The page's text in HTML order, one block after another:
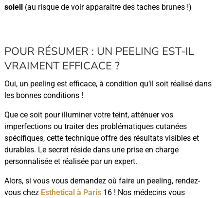
soleil (au risque de voir apparaitre des taches brunes !)
POUR RÉSUMER : UN PEELING EST-IL
VRAIMENT EFFICACE ?
Oui, un peeling est efficace, à condition qu’il soit réalisé dans
les bonnes conditions !
Que ce soit pour illuminer votre teint, atténuer vos
imperfections ou traiter des problématiques cutanées
spécifiques, cette technique offre des résultats visibles et
durables. Le secret réside dans une prise en charge
personnalisée et réalisée par un expert.
Alors, si vous vous demandez où faire un peeling, rendez-
vous chez Esthetical à Paris16 ! Nos médecins vous